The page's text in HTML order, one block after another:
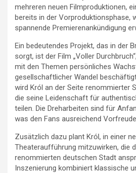
mehreren neuen Filmproduktionen,
bereits in der Vorproduktionsphase,
spannende Premierenankündigung
Ein bedeutendes Projekt, das in der
sorgt, ist der Film „Voller
mit den Themen persönliches
gesellschaftlicher Wandel
wird Król an der Seite renommierter
die seine Leidenschaft für
teilen. Die Dreharbeiten sind für
was den Fans ausreichend
Zusätzlich dazu plant Król, in einer
Theateraufführung mitzuwirken, die
renommierten deutschen Stadt
Inszenierung kombiniert klassische